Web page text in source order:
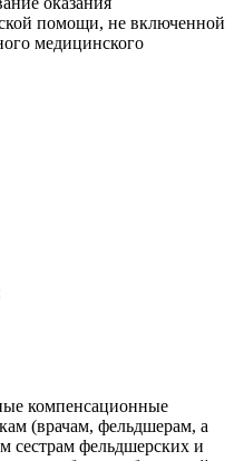
помощи, не включенной
медицинского
компенсационные
(врачам, фельдшерам, а
сестрам фельдшерских и